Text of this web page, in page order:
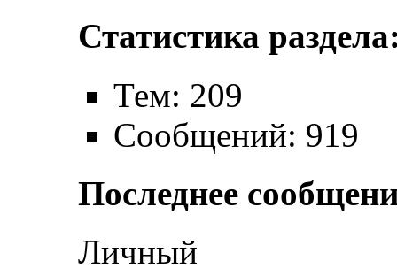
Статистика
Тем: 209
Сообщений: 919
Последнее
Личный